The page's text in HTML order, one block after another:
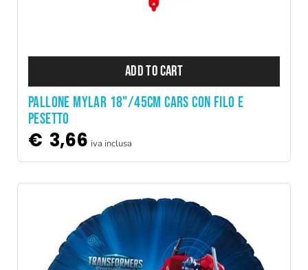
ADD TO CART
PALLONE MYLAR 18"/45CM CARS CON FILO E
PESETTO
€ 3,66 iva inclusa